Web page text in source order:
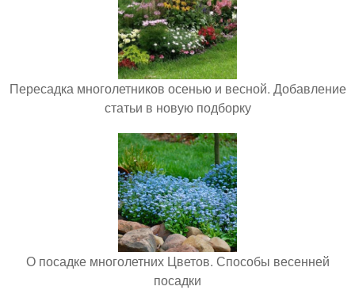
Пересадка многолетников осенью и весной. Добавление
статьи в новую подборку
О посадке многолетних Цветов. Способы весенней
посадки